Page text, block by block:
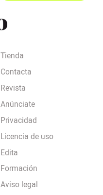
Tienda
Contacta
Revista
Anúnciate
Privacidad
Licencia de uso
Edita
Formación
Aviso legal